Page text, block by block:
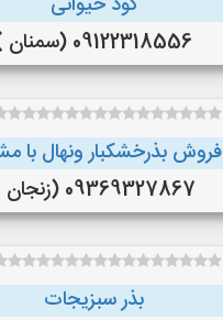
09122318556 (سمنان )
فروش بذرخشکبار ونهال با
09369327867 (زنجان )
بذر سبزیجات